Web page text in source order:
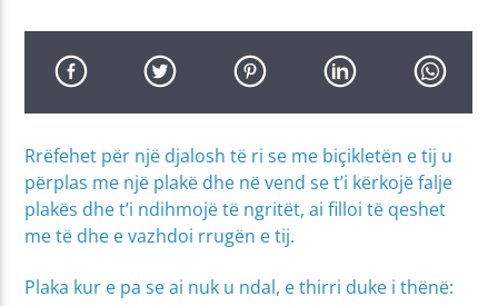
Rrëfehet për një djalosh të ri se me biçikletën e tij u
përplas me një plakë dhe në vend se t’i kërkojë falje
plakës dhe t’i ndihmojë të ngritët, ai filloi të qeshet
me të dhe e vazhdoi rrugën e tij.
Plaka kur e pa se ai nuk u ndal, e thirri duke i thënë: